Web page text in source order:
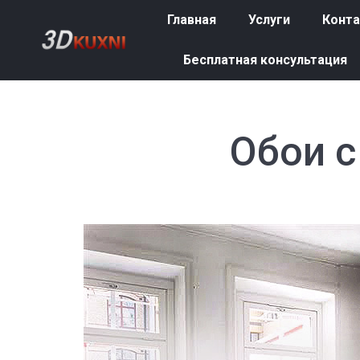
Главная Услуги
Бесплатная консультация
Обои
Главная Услуги